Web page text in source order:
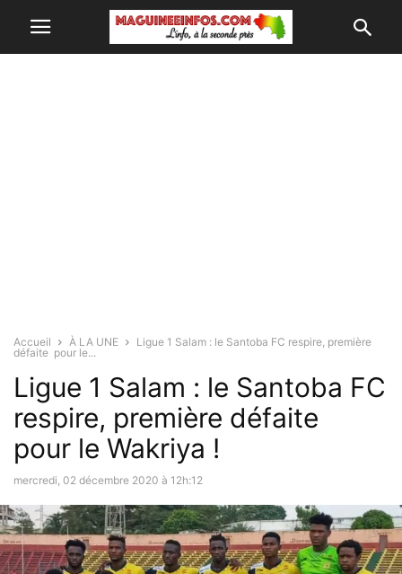
Accueil À LA UNE
Ligue 1 Salam : le Santoba FC respire, première
défaite pour le...
Ligue 1 Salam : le Santoba FC
respire, première défaite
pour le Wakriya !
mercredi, 02 décembre 2020 à 12h:12